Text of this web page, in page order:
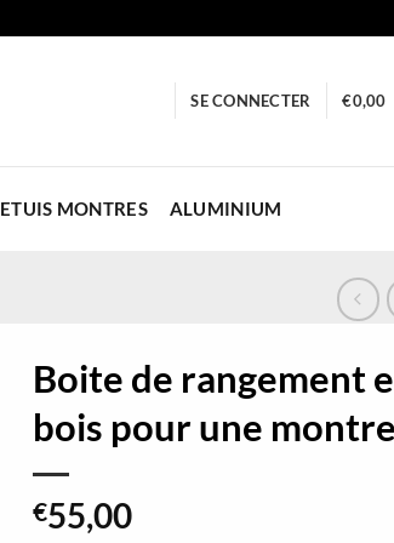
SE CONNECTER €0,00
ETUIS MONTRES ALUMINIUM
Boite de rangement
bois pour une montre
€55,00